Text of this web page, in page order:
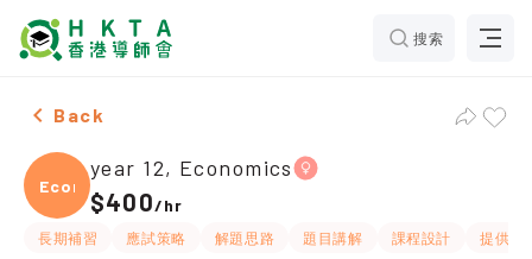
搜索
Female year 12, Economics，Stanley Tuition
Back
Econ
year 12, Economics
$400/hr
長期補習 應試策略 解題思路 題目講解 課程設計
提供練